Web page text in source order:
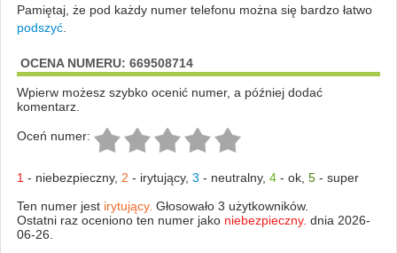
Pamiętaj, że pod każdy numer telefonu można się bardzo łatwo
podszyć.
OCENA NUMERU: 669508714
Wpierw możesz szybko ocenić numer, a później dodać
komentarz.
Oceń numer:
1 - niebezpieczny, 2 - irytujący, 3 - neutralny, 4- ok, 5- super
Ten numer jest irytujący. Głosowało 3 użytkowników.
Ostatni raz oceniono ten numer jako niebezpieczny. dnia 2026-
06-26.